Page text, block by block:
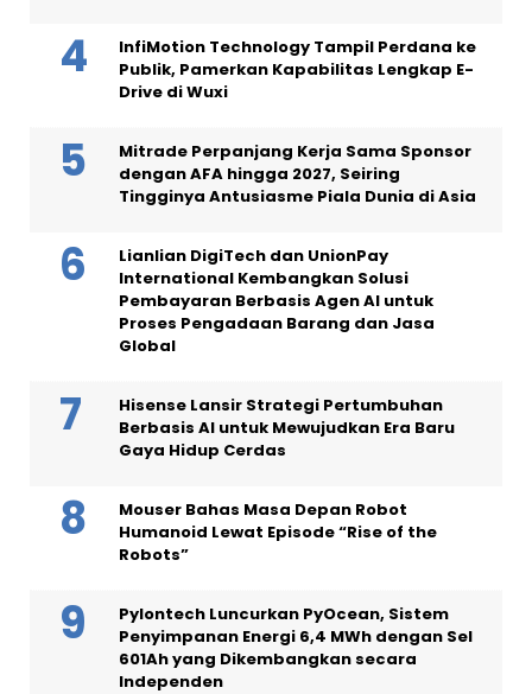
InfiMotion Technology Tampil Perdana ke
Publik, Pamerkan Kapabilitas Lengkap E-
Drive di Wuxi
Mitrade Perpanjang Kerja Sama Sponsor
dengan AFA hingga 2027, Seiring
Tingginya Antusiasme Piala Dunia di Asia
Lianlian DigiTech dan UnionPay
International Kembangkan Solusi
Pembayaran Berbasis Agen AI untuk
Proses Pengadaan Barang dan Jasa
Global
Hisense Lansir Strategi Pertumbuhan
Berbasis AI untuk Mewujudkan Era Baru
Gaya Hidup Cerdas
Mouser Bahas Masa Depan Robot
Humanoid Lewat Episode “Rise of the
Robots”
Pylontech Luncurkan PyOcean, Sistem
Penyimpanan Energi 6,4 MWh dengan Sel
601Ah yang Dikembangkan secara
Independen